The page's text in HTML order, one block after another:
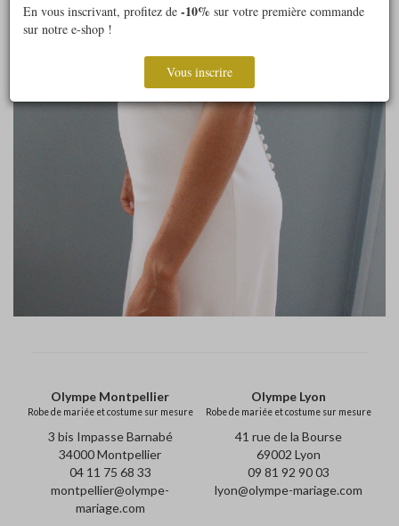
En vous inscrivant, profitez de -10% sur votre première commande
sur notre e-shop !
Vous inscrire
Olympe Montpellier
Robe de mariée et costume sur mesure
3 bis Impasse Barnabé
34000 Montpellier
04 11 75 68 33
montpellier@olympe-
mariage.com
Olympe Lyon
Robe de mariée et costume sur mesure
41 rue de la Bourse
69002 Lyon
09 81 92 90 03
lyon@olympe-mariage.com